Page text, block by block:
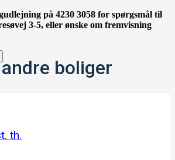
på 4230 3058 for spørgsmål til
3-5, eller ønske om fremvisning
boliger
th.